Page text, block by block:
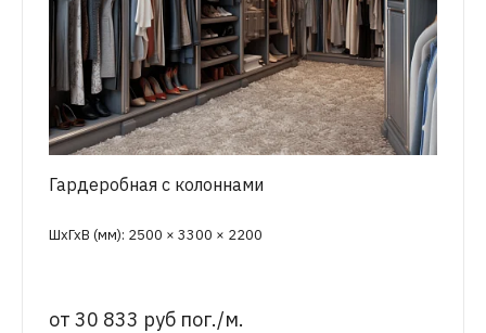
Гардеробная с колоннами
ШхГхВ (мм): 2500 × 3300 × 2200
от 30 833 руб пог./м.